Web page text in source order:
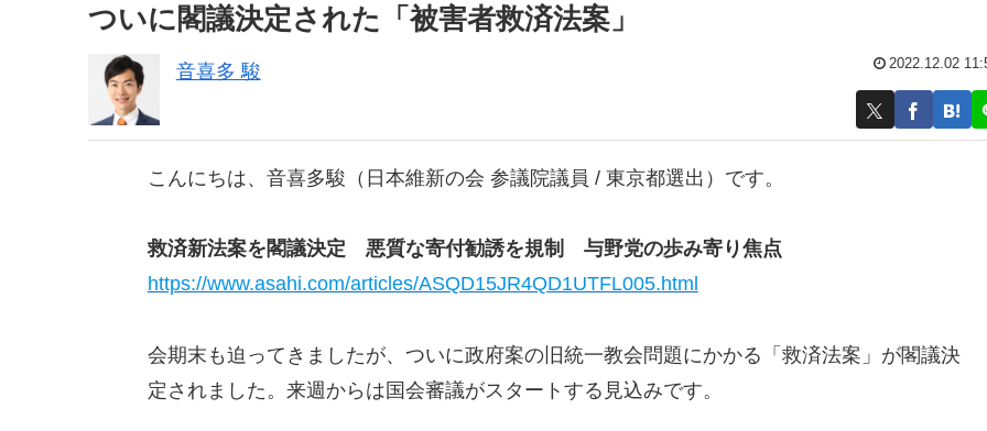
ついに閣議決定された「被害者救済法案」
音喜多 駿 2022.12.02
こんにちは、音喜多駿（日本維新の会 参議院議員 / 東京都選出）です。
救済新法案を閣議決定 悪質な寄付勧誘を規制 与野党の歩み寄り焦点
https://www.asahi.com/articles/ASQD15JR4QD1UTFL005.html
会期末も迫ってきましたが、ついに政府案の旧統一教会問題にかかる「救済法案」が閣議決
定されました。来週からは国会審議がスタートする見込みです。